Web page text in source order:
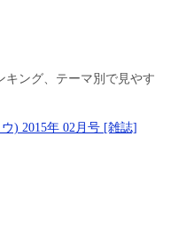
キング、テーマ別で見やす
) 2015年 02月号 [雑誌]